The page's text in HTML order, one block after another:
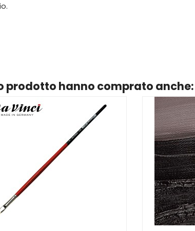
prodotto hanno comprato anche: